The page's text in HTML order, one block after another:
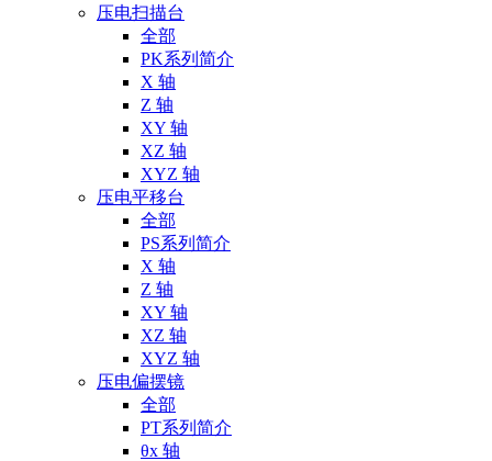
压电扫描台
全部
PK系列简介
X 轴
Z 轴
XY 轴
XZ 轴
XYZ 轴
压电平移台
全部
PS系列简介
X 轴
Z 轴
XY 轴
XZ 轴
XYZ 轴
压电偏摆镜
全部
PT系列简介
θx 轴